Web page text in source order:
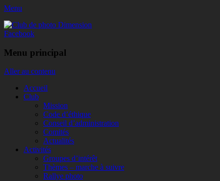
Menu
Club de photo Dimension
Facebook
Menu principal
Aller au contenu
Accueil
Club
Mission
Code d’éthique
Conseil d’administration
Comités
Actualités
Activités
Groupes d’intérêt
Thèmes – marche à suivre
Rallye photo